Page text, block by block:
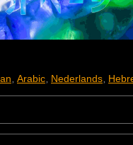
, Arabic, Nederlands,